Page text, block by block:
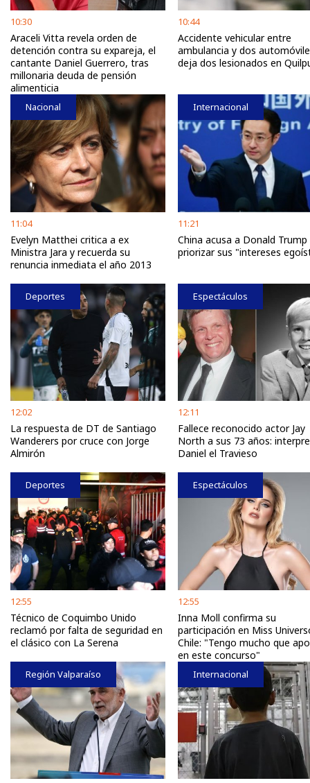
10:30
Araceli Vitta revela orden de
detención contra su expareja, el
cantante Daniel Guerrero, tras
millonaria deuda de pensión
alimenticia
10:44
Accidente vehicular entre
ambulancia y dos
deja dos lesionados en
Nacional
11:04
Evelyn Matthei critica a ex
Ministra Jara y recuerda su
renuncia inmediata el año 2013
Internacional
11:21
China acusa a Donald Trump
priorizar sus "intereses
Deportes
12:02
La respuesta de DT de Santiago
Wanderers por cruce con Jorge
Almirón
Espectáculos
12:11
Fallece reconocido actor Jay
North a sus 73 años:
Daniel el Travieso
Deportes
12:55
Técnico de Coquimbo Unido
reclamó por falta de seguridad en
el clásico con La Serena
Espectáculos
12:55
Inna Moll confirma su
participación en Miss
Chile: "Tengo mucho que
en este concurso"
Región Valparaíso Internacional